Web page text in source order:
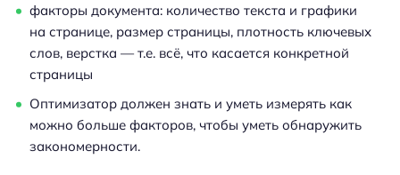
факторы документа: количество текста и графики
на странице, размер страницы, плотность ключевых
слов, верстка — т.е. всё, что касается конкретной
страницы
Оптимизатор должен знать и уметь измерять как
можно больше факторов, чтобы уметь обнаружить
закономерности.